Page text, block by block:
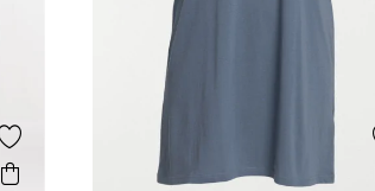
Ajouter aux favoris
Aperçu rapide